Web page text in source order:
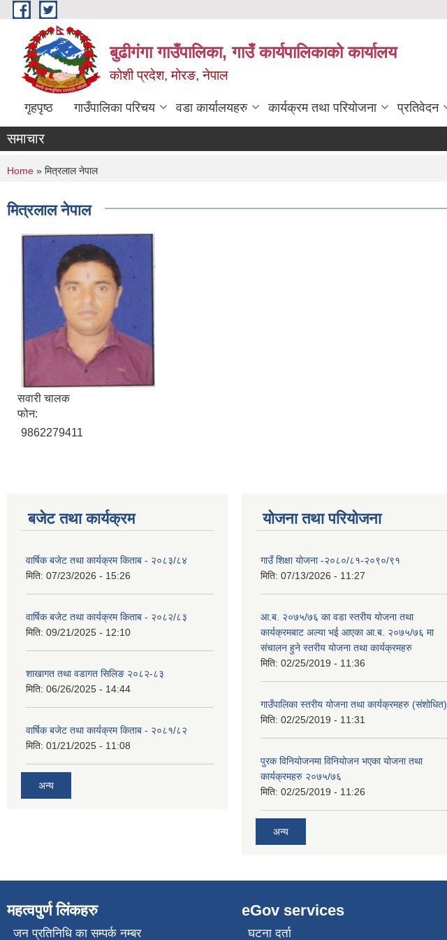
Skip to main content
बुढीगंगा गाउँपालिका, गाउँ कार्यपालिकाको कार्यालय
कोशी प्रदेश, मोरङ, नेपाल
गृहपृष्ठ गाउँपालिका परिचय वडा कार्यालयहरु कार्यक्रम तथा परियोजना प्रतिवेदन
समाचार
You are here
Home » मित्रलाल नेपाल
मित्रलाल नेपाल
सवारी चालक
फोन:
9862279411
बजेट तथा कार्यक्रम
वार्षिक बजेट तथा कार्यक्रम किताब - २०८३/८४
मिति: 07/23/2026 - 15:26
वार्षिक बजेट तथा कार्यक्रम किताब - २०८२/८३
मिति: 09/21/2025 - 12:10
शाखागत तथा वडागत सिलिङ २०८२-८३
मिति: 06/26/2025 - 14:44
वार्षिक बजेट तथा कार्यक्रम किताब - २०८१/८२
मिति: 01/21/2025 - 11:08
अन्य
योजना तथा परियोजना
गाउँ शिक्षा योजना -२०८०/८१-२०९०/९१
मिति: 07/13/2026 - 11:27
आ.ब. २०७५/७६ का वडा स्तरीय योजना तथा
कार्यक्रमबाट अल्या भई आएका आ.ब. २०७५/७६ मा
स‌ंचालन हुने स्तरीय योजना तथा कार्यक्रमहरु
मिति: 02/25/2019 - 11:36
गाउँपालिका स्तरीय योजना तथा कार्यक्रमहरु (स‌ंशोधित)
मिति: 02/25/2019 - 11:31
पुरक विनियोजनमा विनियोजन भएका योजना तथा
कार्यक्रमहरु २०७५/७६
मिति: 02/25/2019 - 11:26
अन्य
महत्वपुर्ण लिंकहरु
जन प्रतिनिधि का सम्पर्क नम्बर
eGov services
घटना दर्ता